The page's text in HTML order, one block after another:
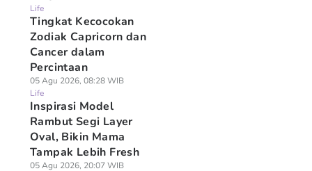
Life
Tingkat Kecocokan
Zodiak Capricorn dan
Cancer dalam
Percintaan
05 Agu 2026, 08:28 WIB
Life
Inspirasi Model
Rambut Segi Layer
Oval, Bikin Mama
Tampak Lebih Fresh
05 Agu 2026, 20:07 WIB